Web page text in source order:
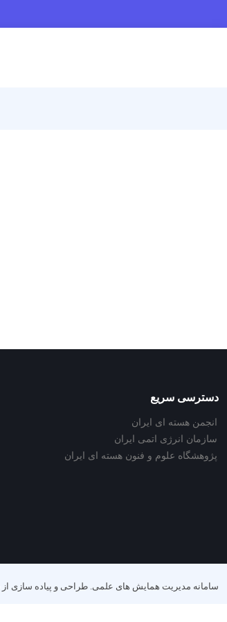
دسترسی سریع
انجمن هسته ای ایران
سازمان انرژی اتمی ایران
پژوهشگاه علوم و فنون هسته ای ایران
سامانه مدیریت همایش های علمی. طراحی و پیاده سازی از